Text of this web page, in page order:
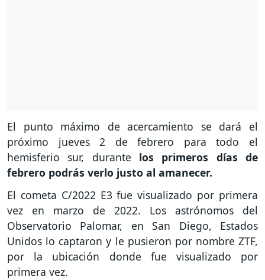
El punto máximo de acercamiento se dará el
próximo jueves 2 de febrero para todo el
hemisferio sur, durante los primeros días de
febrero podrás verlo justo al amanecer.
El cometa C/2022 E3 fue visualizado por primera
vez en marzo de 2022. Los astrónomos del
Observatorio Palomar, en San Diego, Estados
Unidos lo captaron y le pusieron por nombre ZTF,
por la ubicación donde fue visualizado por
primera vez.